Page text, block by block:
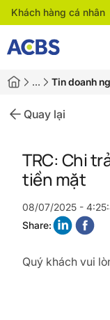
Khách hàng cá nhân
… Tin doanh
Quay lại
TRC: Chi
tiền mặt
08/07/2025 -
Share:
Quý khách vui